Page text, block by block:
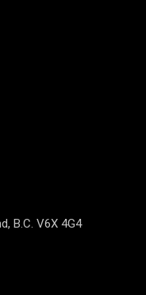
B.C. V6X 4G4